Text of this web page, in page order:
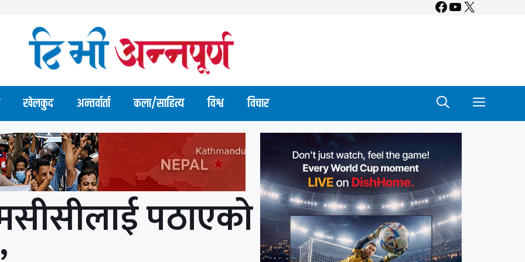
Facebook
YouTube
X
खेलकुद अन्तर्वार्ता कला/साहित्य विश्व विचार
पठाएको